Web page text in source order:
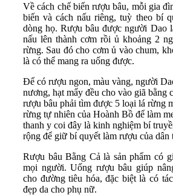
Về cách chế biến rượu bâu, mỗi gia
biến và cách nấu riêng, tuỳ theo bí
dòng họ. Rượu bâu được người Dao
nấu lên thành cơm rồi ủ khoảng 2
rừng. Sau đó cho cơm ủ vào chum,
là có thể mang ra uống được.
Để có rượu ngon, màu vàng, người
nương, hạt mẩy đều cho vào giã bằng
rượu bâu phải tìm được 5 loại lá rừng
rừng tự nhiên của Hoành Bồ để làm
thanh y coi đây là kinh nghiệm bí
rộng để giữ bí quyết làm rượu của dân
Rượu bâu Bằng Cả là sản phẩm có
mọi người. Uống rượu bâu giúp
cho đường tiêu hóa, đặc biệt là có
đẹp da cho phụ nữ.